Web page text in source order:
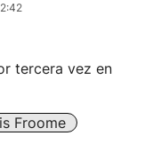
tercera vez en
Froome